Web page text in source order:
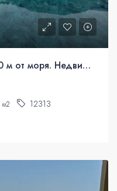
Масштабный комплекс в 350 м от моря. Недвижимость под гражданство.
м2 12313